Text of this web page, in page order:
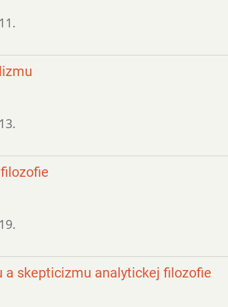
skepticizmu analytickej filozofie